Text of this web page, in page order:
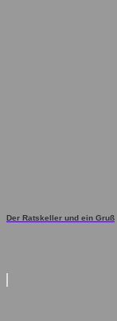
Der Ratskeller und ein Gruß